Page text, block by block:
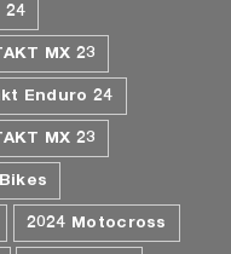
24
MX 23
Enduro 24
MX 23
2024 Motocross